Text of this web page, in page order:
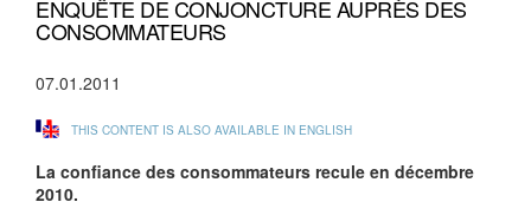
ENQUÊTE DE CONJONCTURE AUPRÈS DES
CONSOMMATEURS
07.01.2011
THIS CONTENT IS ALSO AVAILABLE IN ENGLISH
La confiance des consommateurs recule en décembre
2010.